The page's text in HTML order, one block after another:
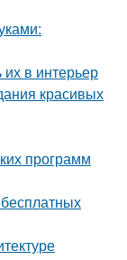
их в интерьер
красивых
программ